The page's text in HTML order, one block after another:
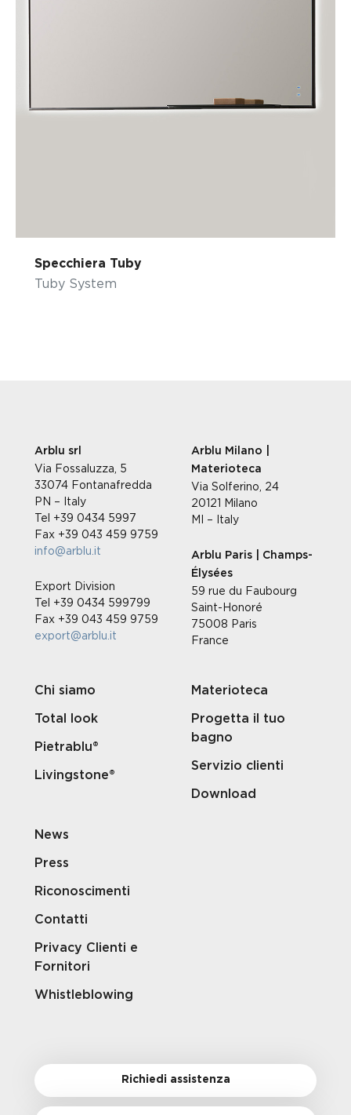
Specchiera Tuby
Tuby System
Arblu srl
Via Fossaluzza, 5
33074 Fontanafredda
PN – Italy
Tel +39 0434 5997
Fax +39 043 459 9759
info@arblu.it
Export Division
Tel +39 0434 599799
Fax +39 043 459 9759
export@arblu.it
Arblu Milano |
Materioteca
Via Solferino, 24
20121 Milano
MI – Italy
Arblu Paris | Champs-
Élysées
59 rue du Faubourg
Saint-Honoré
75008 Paris
France
Chi siamo
Total look
Pietrablu®
Livingstone®
Materioteca
Progetta il tuo
bagno
Servizio clienti
Download
News
Press
Riconoscimenti
Contatti
Privacy Clienti e
Fornitori
Whistleblowing
Richiedi assistenza